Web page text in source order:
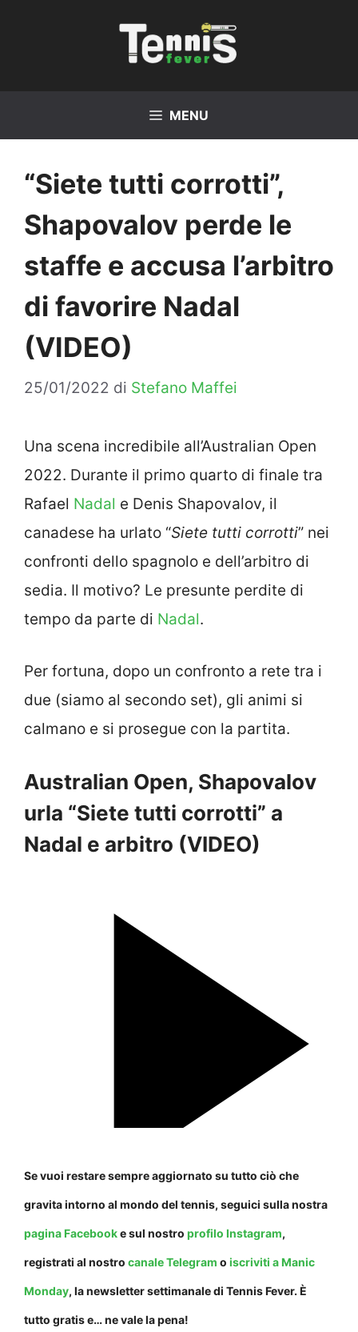
MENU
“Siete tutti corrotti”,
Shapovalov perde le
staffe e accusa l’arbitro
di favorire Nadal
(VIDEO)
25/01/2022 di Stefano Maffei
Una scena incredibile all’Australian Open
2022. Durante il primo quarto di finale tra
Rafael Nadal e Denis Shapovalov, il
canadese ha urlato “Siete tutti corrotti” nei
confronti dello spagnolo e dell’arbitro di
sedia. Il motivo? Le presunte perdite di
tempo da parte di Nadal.
Per fortuna, dopo un confronto a rete tra i
due (siamo al secondo set), gli animi si
calmano e si prosegue con la partita.
Australian Open, Shapovalov
urla “Siete tutti corrotti” a
Nadal e arbitro (VIDEO)
Se vuoi restare sempre aggiornato su tutto ciò che
gravita intorno al mondo del tennis, seguici sulla nostra
pagina Facebooke sul nostro profilo Instagram,
registrati al nostro canale Telegram o iscriviti a Manic
Monday, la newsletter settimanale di Tennis Fever. È
tutto gratis e… ne vale la pena!